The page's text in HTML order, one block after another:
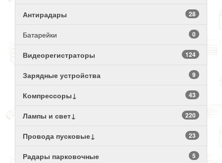
Антирадары 28
Батарейки 0
Видеорегистраторы 124
Зарядные устройства 9
Компрессоры↓ 43
Лампы и свет↓ 220
Провода пусковые↓ 23
Радары парковочные 5